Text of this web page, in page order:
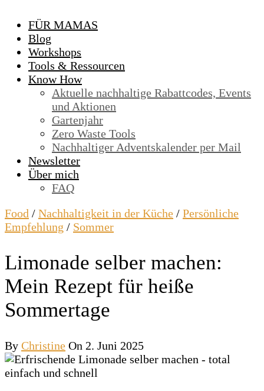
FÜR MAMAS
Blog
Workshops
Tools & Ressourcen
Know How
Aktuelle nachhaltige Rabattcodes, Events
und Aktionen
Gartenjahr
Zero Waste Tools
Nachhaltiger Adventskalender per Mail
Newsletter
Über mich
FAQ
Food / Nachhaltigkeit in der Küche / Persönliche
Empfehlung / Sommer
Limonade selber machen:
Mein Rezept für heiße
Sommertage
By Christine On 2. Juni 2025